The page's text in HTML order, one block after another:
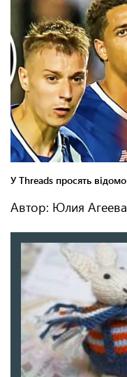
Автор: Юлия Агеева